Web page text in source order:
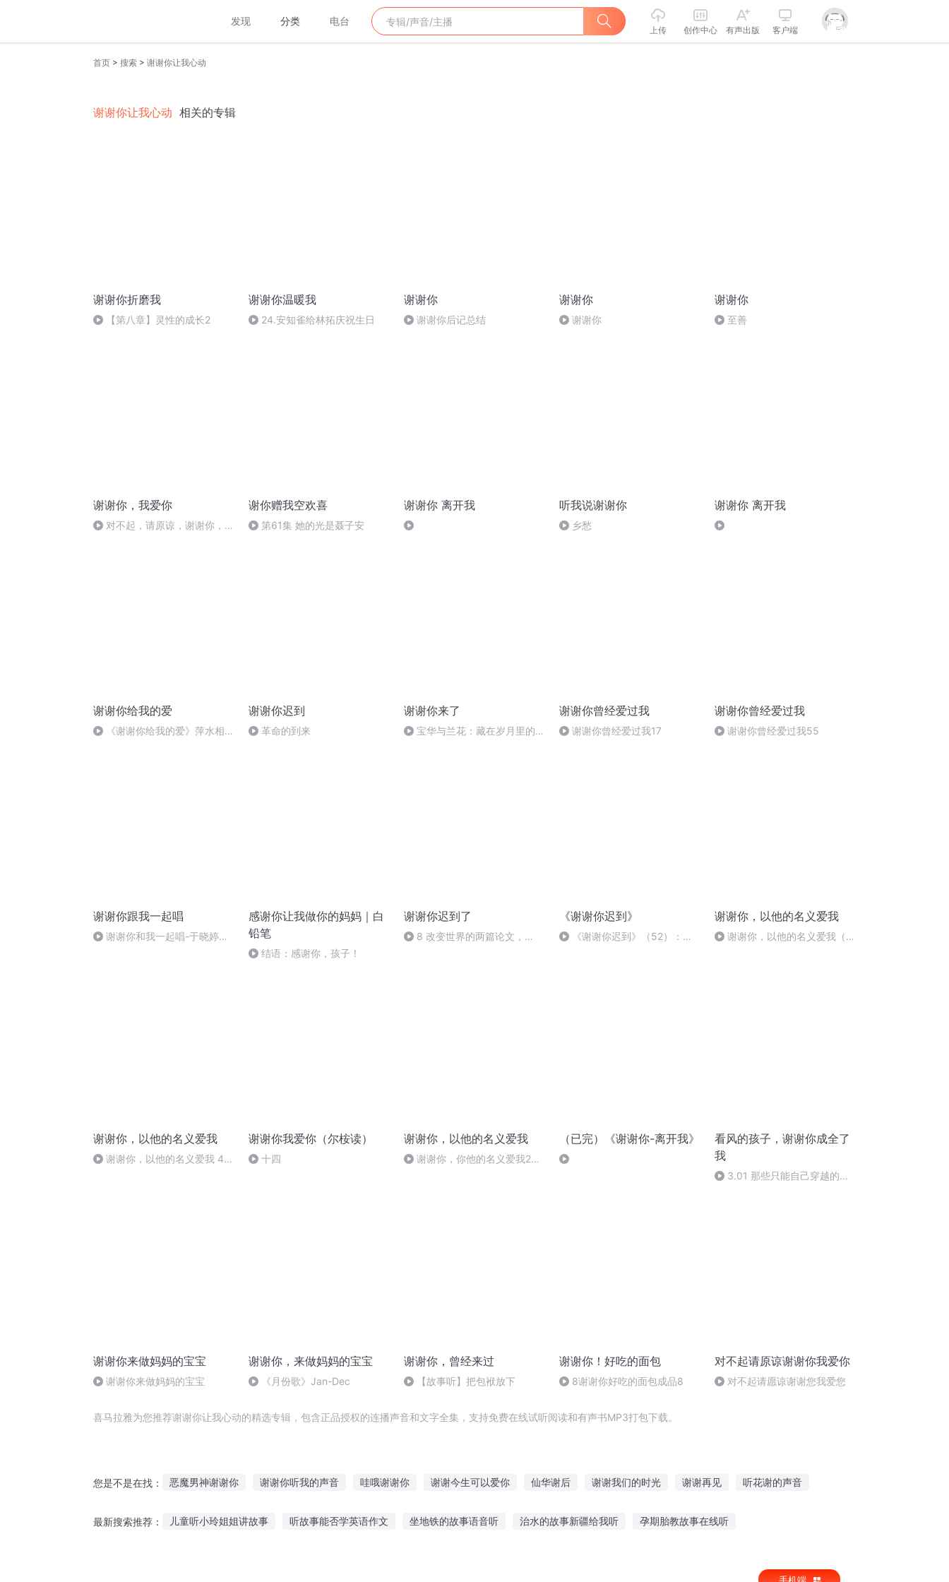
发现 分类 电台
上传 创作中心 有声出版 客户端
首页 > 搜索 > 谢谢你让我心动
谢谢你让我心动 相关的专辑
谢谢你折磨我
【第八章】灵性的成长2
谢谢你温暖我
24.安知雀给林拓庆祝生日
谢谢你
谢谢你后记总结
谢谢你
谢谢你
谢谢你
至善
谢谢你，我爱你
对不起，请原谅，谢谢你，我
谢你赠我空欢喜
第61集 她的光是聂子安
谢谢你 离开我 听我说谢谢你
乡愁
谢谢你 离开我
谢谢你给我的爱
《谢谢你给我的爱》萍水相
谢谢你迟到
革命的到来
谢谢你来了
宝华与兰花：藏在岁月里的情
谢谢你曾经爱过我
谢谢你曾经爱过我17
谢谢你曾经爱过我
谢谢你曾经爱过我55
谢谢你跟我一起唱
谢谢你和我一起唱-于晓婷合
感谢你让我做你的妈妈｜白
铅笔
结语：感谢你，孩子！
谢谢你迟到了
8 改变世界的两篇论文，
《谢谢你迟到》
《谢谢你迟到》（52）：译
谢谢你，以他的名义爱我
谢谢你，以他的名义爱我（三
谢谢你，以他的名义爱我
谢谢你，以他的名义爱我 48
谢谢你我爱你（尔桉读）
十四
谢谢你，以他的名义爱我
谢谢你，你他的名义爱我20
（已完）《谢谢你-离开我》
看风的孩子，谢谢你成全了
我
3.01 那些只能自己穿越的黑
谢谢你来做妈妈的宝宝
谢谢你来做妈妈的宝宝
谢谢你，来做妈妈的宝宝
《月份歌》Jan-Dec
谢谢你，曾经来过
【故事听】把包袱放下
谢谢你！好吃的面包
8谢谢你好吃的面包成品8
对不起请原谅谢谢你我爱你
对不起请愿谅谢谢您我爱您
喜马拉雅为您推荐谢谢你让我心动的精选专辑，包含正品授权的连播声音和文字全集，支持免费在线试听阅读和有声书MP3打包下载。
您是不是在找： 恶魔男神谢谢你 谢谢你听我的声音 哇哦谢谢你 谢谢今生可以爱你 仙华谢后 谢谢我们的时光 谢谢再见 听花谢的声音
最新搜索推荐： 儿童听小玲姐姐讲故事 听故事能否学英语作文 坐地铁的故事语音听 治水的故事新疆给我听 孕期胎教故事在线听